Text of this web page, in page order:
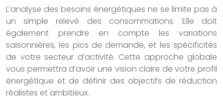
L’analyse des besoins énergétiques ne se limite pas à
un simple relevé des consommations. Elle doit
également prendre en compte les variations
saisonnières, les pics de demande, et les spécificités
de votre secteur d’activité. Cette approche globale
vous permettra d’avoir une vision claire de votre profil
énergétique et de définir des objectifs de réduction
réalistes et ambitieux.